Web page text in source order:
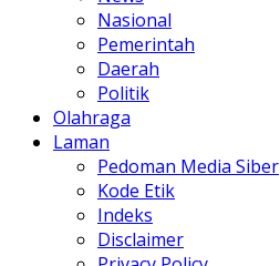
Nasional
Pemerintah
Daerah
Politik
Olahraga
Laman
Pedoman Media Siber
Kode Etik
Indeks
Disclaimer